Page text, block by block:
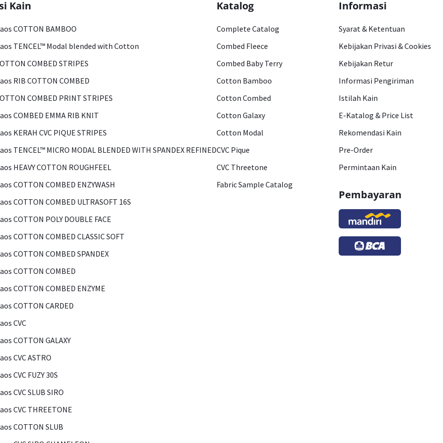
Kain
COTTON BAMBOO
TENCEL™ Modal blended with Cotton
COMBED STRIPES
RIB COTTON COMBED
COMBED PRINT STRIPES
COMBED EMMA RIB KNIT
KERAH CVC PIQUE STRIPES
TENCEL™ MICRO MODAL BLENDED WITH SPANDEX REFINED
HEAVY COTTON ROUGHFEEL
COTTON COMBED ENZYWASH
COTTON COMBED ULTRASOFT 16S
COTTON POLY DOUBLE FACE
COTTON COMBED CLASSIC SOFT
COTTON COMBED SPANDEX
COTTON COMBED
COTTON COMBED ENZYME
COTTON CARDED
CVC
COTTON GALAXY
CVC ASTRO
CVC FUZY 30S
CVC SLUB SIRO
CVC THREETONE
COTTON SLUB
Katalog
Complete Catalog
Combed Fleece
Combed Baby Terry
Cotton Bamboo
Cotton Combed
Cotton Galaxy
Cotton Modal
CVC Pique
CVC Threetone
Fabric Sample Catalog
Informasi
Syarat & Ketentuan
Kebijakan Privasi & Cookies
Kebijakan Retur
Informasi Pengiriman
Istilah Kain
E-Katalog & Price List
Rekomendasi Kain
Pre-Order
Permintaan Kain
Pembayaran